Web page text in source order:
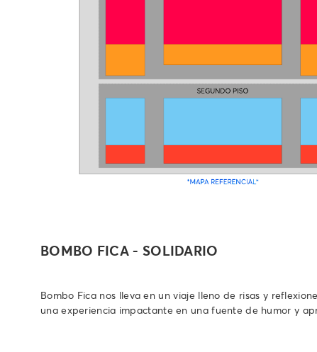
BOMBO FICA - SOLIDARIO
Bombo Fica nos lleva en un viaje lleno de risas y
una experiencia impactante en una fuente de humor y